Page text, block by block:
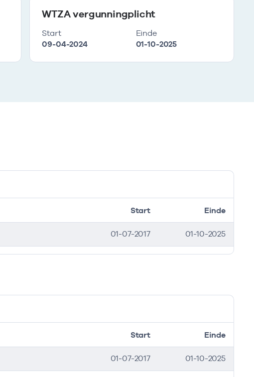
WTZA vergunningplicht
Start
09-04-2024
Einde
01-10-2025
Start Einde
01-07-2017 01-10-2025
Start Einde
01-07-2017 01-10-2025